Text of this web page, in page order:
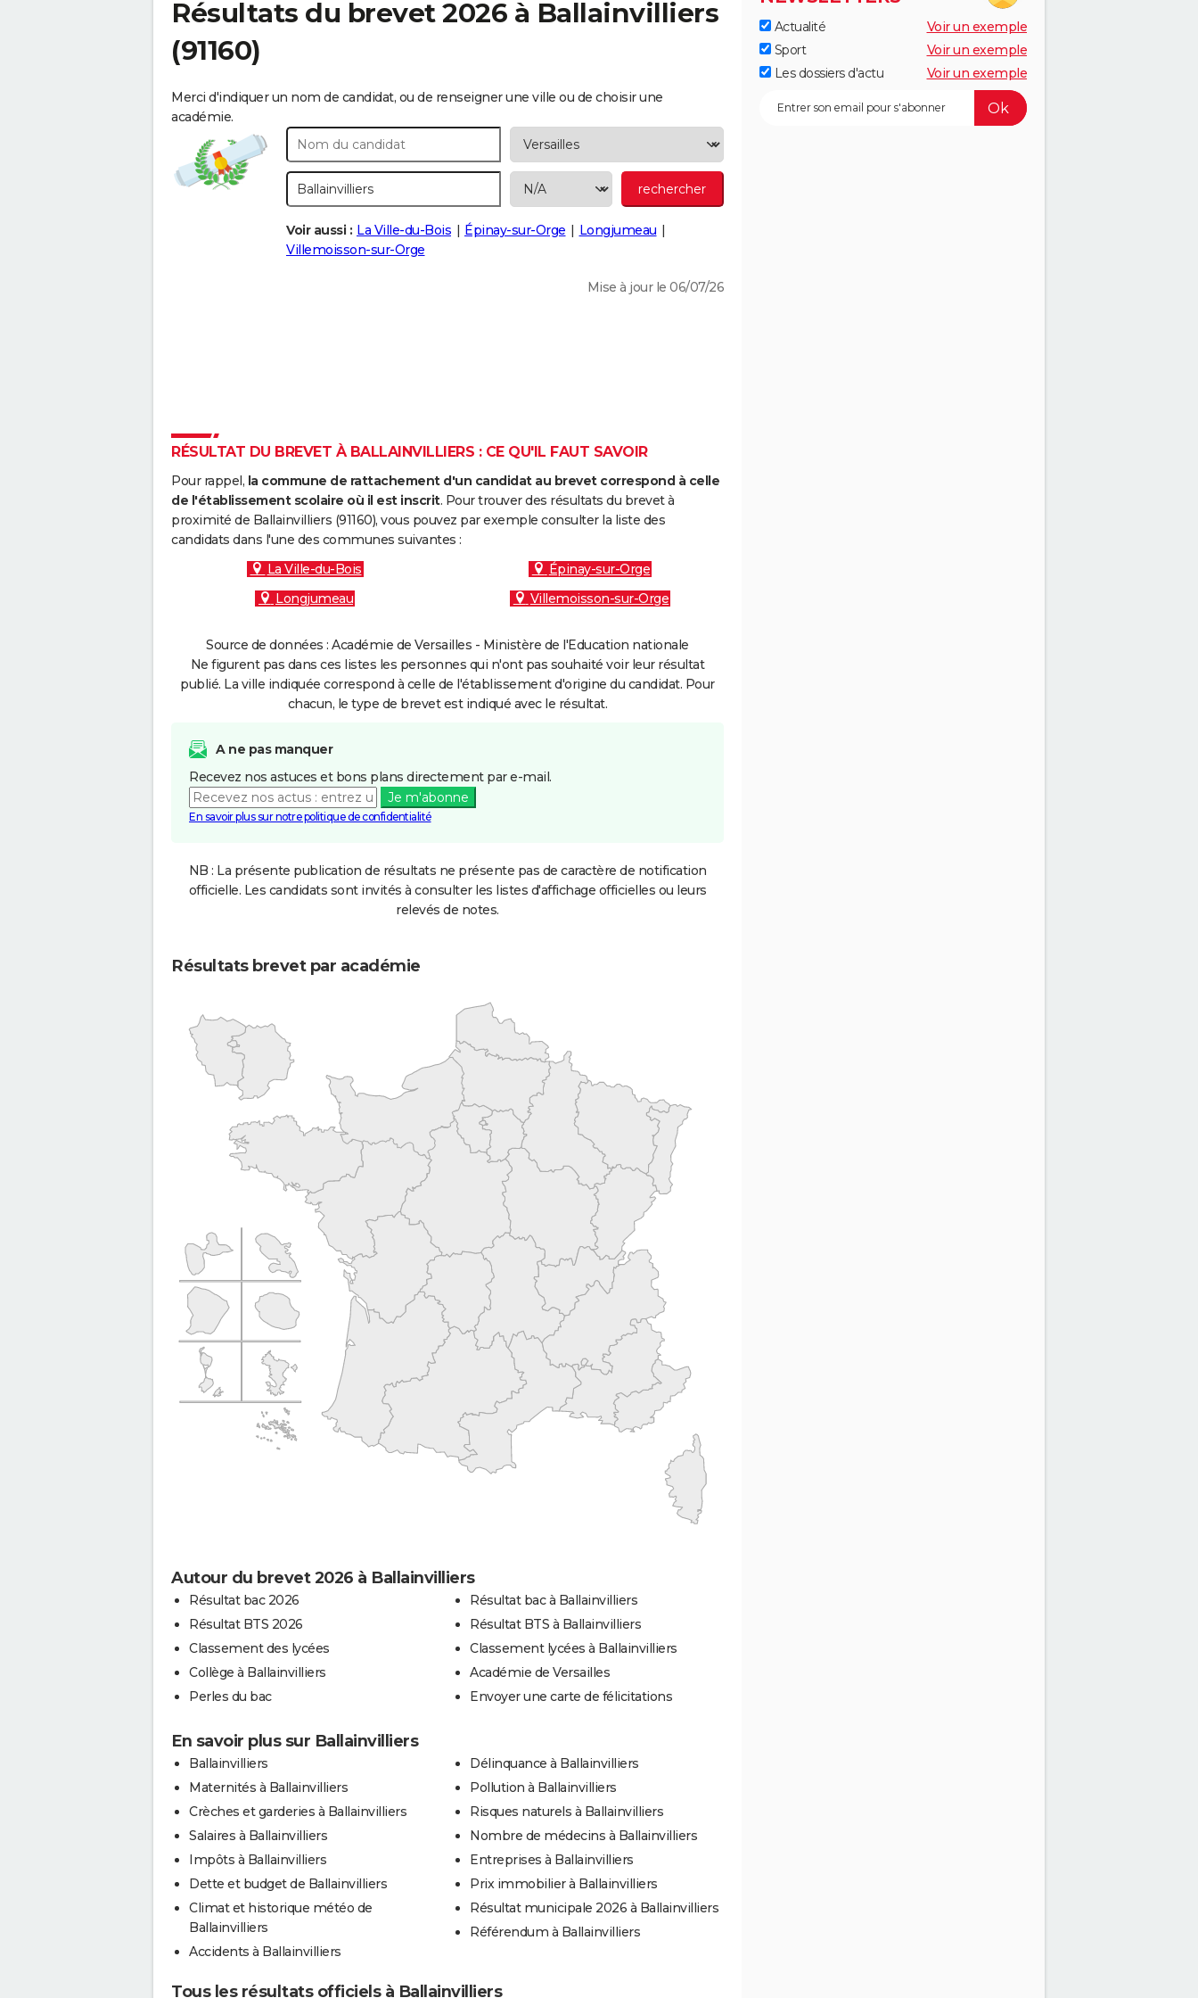
Résultats du brevet 2026 à Ballainvilliers
(91160)
Merci d'indiquer un nom de candidat, ou de renseigner une ville ou de choisir une
académie.
Voir aussi : La Ville-du-Bois Épinay-sur-Orge
Longjumeau
Villemoisson-sur-Orge
Mise à jour le 06/07/26
RÉSULTAT DU BREVET À BALLAINVILLIERS : CE QU'IL FAUT SAVOIR
Pour rappel, la commune de rattachement d'un candidat au brevet correspond à celle
de l'établissement scolaire où il est inscrit. Pour trouver des résultats du brevet à
proximité de Ballainvilliers (91160), vous pouvez par exemple consulter la liste des
candidats dans l'une des communes suivantes :
La Ville-du-Bois
Épinay-sur-Orge
Longjumeau
Villemoisson-sur-Orge
Source de données : Académie de Versailles - Ministère de l'Education nationale
Ne figurent pas dans ces listes les personnes qui n'ont pas souhaité voir leur résultat
publié. La ville indiquée correspond à celle de l'établissement d'origine du candidat. Pour
chacun, le type de brevet est indiqué avec le résultat.
A ne pas manquer
Recevez nos astuces et bons plans directement par e-mail.
Je m'abonne
En savoir plus sur notre politique de confidentialité
NB : La présente publication de résultats ne présente pas de caractère de notification
officielle. Les candidats sont invités à consulter les listes d'affichage officielles ou leurs
relevés de notes.
Résultats brevet par académie
Autour du brevet 2026 à Ballainvilliers
Résultat bac 2026
Résultat BTS 2026
Classement des lycées
Collège à Ballainvilliers
Perles du bac
Résultat bac à Ballainvilliers
Résultat BTS à Ballainvilliers
Classement lycées à Ballainvilliers
Académie de Versailles
Envoyer une carte de félicitations
En savoir plus sur Ballainvilliers
Ballainvilliers
Maternités à Ballainvilliers
Crèches et garderies à Ballainvilliers
Salaires à Ballainvilliers
Impôts à Ballainvilliers
Dette et budget de Ballainvilliers
Climat et historique météo de
Ballainvilliers
Accidents à Ballainvilliers
Délinquance à Ballainvilliers
Pollution à Ballainvilliers
Risques naturels à Ballainvilliers
Nombre de médecins à Ballainvilliers
Entreprises à Ballainvilliers
Prix immobilier à Ballainvilliers
Résultat municipale 2026 à Ballainvilliers
Référendum à Ballainvilliers
Tous les résultats officiels à Ballainvilliers
Actualité
Voir un exemple
Sport
Voir un exemple
Les dossiers d'actu
Voir un exemple